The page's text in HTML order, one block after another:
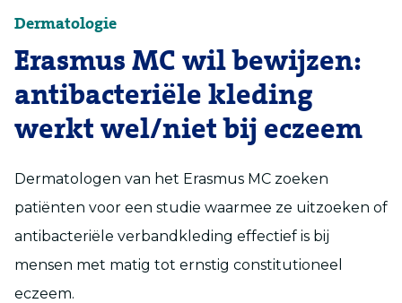
Dermatologie
Erasmus MC wil bewijzen:
antibacteriële kleding
werkt wel/niet bij eczeem
Dermatologen van het Erasmus MC zoeken
patiënten voor een studie waarmee ze uitzoeken of
antibacteriële verbandkleding effectief is bij
mensen met matig tot ernstig constitutioneel
eczeem.